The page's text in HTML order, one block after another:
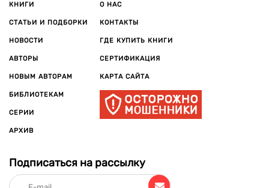
КНИГИ
СТАТЬИ И ПОДБОРКИ
НОВОСТИ
АВТОРЫ
НОВЫМ АВТОРАМ
БИБЛИОТЕКАМ
СЕРИИ
АРХИВ
О НАС
КОНТАКТЫ
ГДЕ КУПИТЬ КНИГИ
СЕРТИФИКАЦИЯ
КАРТА САЙТА
Подписаться на рассылку